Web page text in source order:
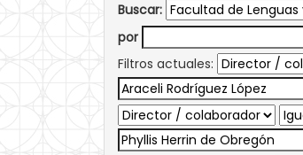
Buscar:
por
Filtros actuales: